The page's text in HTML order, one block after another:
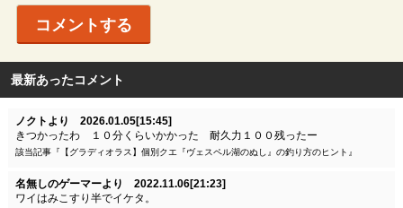
最新あったコメント
ノクトより 2026.01.05[15:45]
きつかったわ １０分くらいかかった 耐久力１００残ったー
該当記事『【グラディオラス】個別クエ『ヴェスペル湖のぬし』の釣り方のヒント』
名無しのゲーマーより 2022.11.06[21:23]
ワイはみこすり半でイケタ。